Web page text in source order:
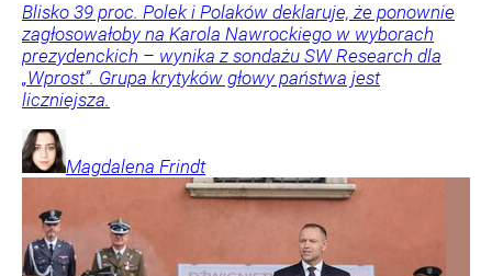
Blisko 39 proc. Polek i Polaków deklaruje, że ponownie
zagłosowałoby na Karola Nawrockiego w wyborach
prezydenckich – wynika z sondażu SW Research dla
„Wprost”. Grupa krytyków głowy państwa jest
liczniejsza.
Magdalena Frindt